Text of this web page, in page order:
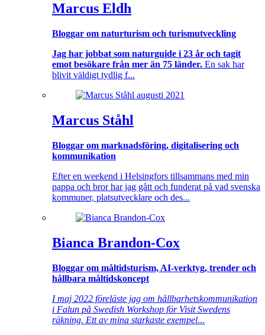
Marcus Eldh
Bloggar om naturturism och turismutveckling
Jag har jobbat som naturguide i 23 år och tagit
emot besökare från mer än 75 länder. En sak har
blivit väldigt tydlig f...
Marcus Ståhl
Bloggar om marknadsföring, digitalisering och
kommunikation
Efter en weekend i Helsingfors tillsammans med min
pappa och bror har jag gått och funderat på vad svenska
kommuner, platsutvecklare och des...
Bianca Brandon-Cox
Bloggar om måltidsturism, AI-verktyg, trender och
hållbara måltidskoncept
I maj 2022 föreläste jag om hållbarhetskommunikation
i Falun på Swedish Workshop för Visit Swedens
räkning. Ett av mina starkaste exempel...